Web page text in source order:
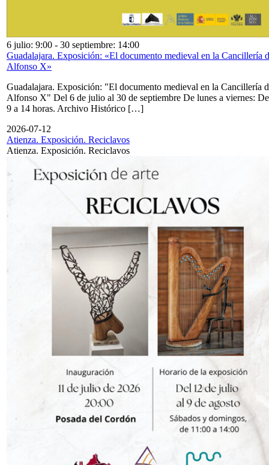
6 julio: 9:00 - 30 septiembre: 14:00
Guadalajara. Exposición: «El documento medieval en la Cancillería
Alfonso X»
Guadalajara. Exposición: "El documento medieval en la Cancillería
Alfonso X" Del 6 de julio al 30 de septiembre De lunes a viernes: De
9 a 14 horas. Archivo Histórico […]
2026-07-12
Atienza. Exposición. Reciclavos
Atienza. Exposición. Reciclavos